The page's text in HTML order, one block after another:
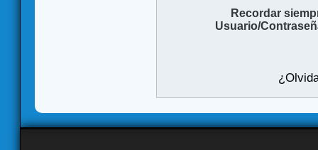
Recordar
Usuario/